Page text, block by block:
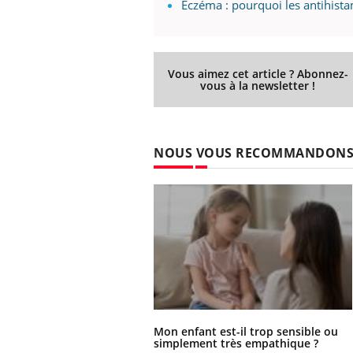
Eczéma : pourquoi les
Vous aimez cet article ? Abonnez-
vous à la newsletter !
NOUS VOUS RECOMMANDONS
Mon enfant est-il trop sensible ou
simplement très empathique ?
Carence en fer : comprendre pour
Youtube
carence en fer sont multiples ce qui la rend